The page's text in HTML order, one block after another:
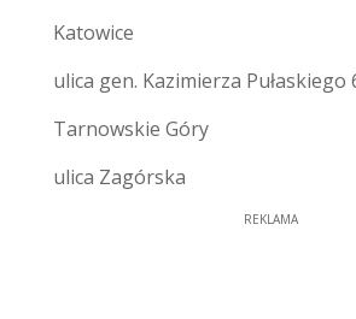
Katowice
ulica gen. Kazimierza Pułaskiego
Tarnowskie Góry
ulica Zagórska
REKLAMA